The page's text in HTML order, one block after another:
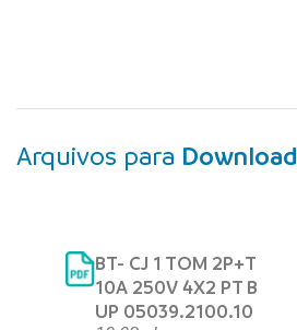
Arquivos para Download
BT- CJ 1 TOM 2P+T
10A 250V 4X2 PT B
UP 05039.2100.10